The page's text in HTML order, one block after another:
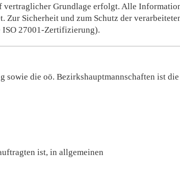
Grundlage erfolgt. Alle
Zur Sicherheit und zum Schutz der
ISO 27001-Zertifizierung).
sowie die oö. Bezirkshauptmannschaften ist die
ist, in allgemeinen